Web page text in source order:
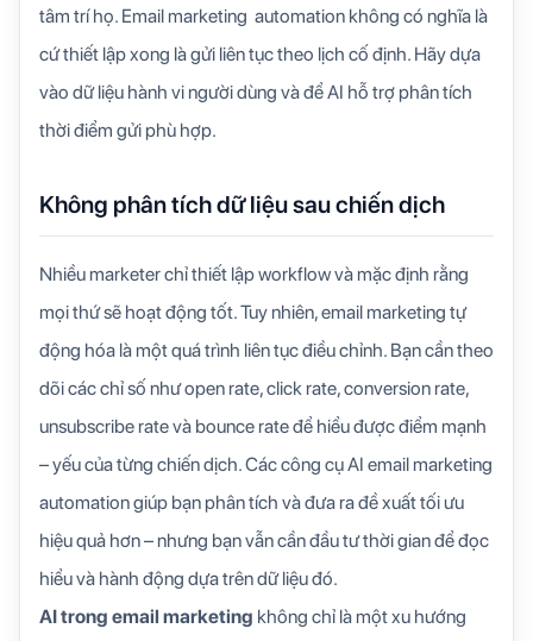
tâm trí họ. Email marketing automation không có nghĩa là
cứ thiết lập xong là gửi liên tục theo lịch cố định. Hãy dựa
vào dữ liệu hành vi người dùng và để AI hỗ trợ phân tích
thời điểm gửi phù hợp.
Không phân tích dữ liệu sau chiến dịch
Nhiều marketer chỉ thiết lập workflow và mặc định rằng
mọi thứ sẽ hoạt động tốt. Tuy nhiên, email marketing tự
động hóa là một quá trình liên tục điều chỉnh. Bạn cần theo
dõi các chỉ số như open rate, click rate, conversion rate,
unsubscribe rate và bounce rate để hiểu được điểm mạnh
– yếu của từng chiến dịch. Các công cụ AI email marketing
automation giúp bạn phân tích và đưa ra đề xuất tối ưu
hiệu quả hơn – nhưng bạn vẫn cần đầu tư thời gian để đọc
hiểu và hành động dựa trên dữ liệu đó.
AI trong email marketing không chỉ là một xu hướng